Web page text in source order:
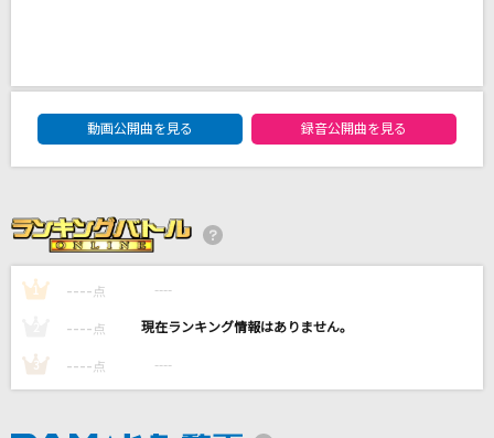
恋人ごっこ
GACKT(Gackt)
[生音]車輪の唄
BUMP OF CHICKEN
青い果実
DAM★ともボーカルエントリーランキング
動画公開曲を見る
録音公開曲を見る
1 ---- 点 ----
---- 点 ----
3 ---- 点 ----